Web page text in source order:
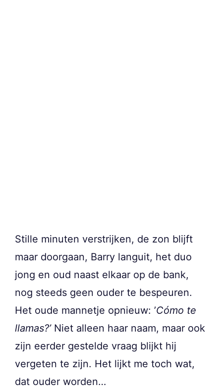
Stille minuten verstrijken, de zon blijft
maar doorgaan, Barry languit, het duo
jong en oud naast elkaar op de bank,
nog steeds geen ouder te bespeuren.
Het oude mannetje opnieuw: ’Cómo te
llamas?’Niet alleen haar naam, maar ook
zijn eerder gestelde vraag blijkt hij
vergeten te zijn. Het lijkt me toch wat,
dat ouder worden…